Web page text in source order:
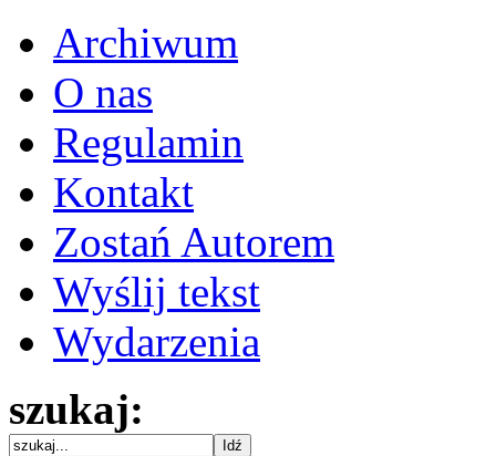
Archiwum
O nas
Regulamin
Kontakt
Zostań Autorem
Wyślij tekst
Wydarzenia
szukaj: